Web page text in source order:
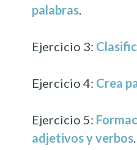
palabras.
Ejercicio 3:
Ejercicio 4: Crea
Ejercicio 5:
adjetivos y verbos.